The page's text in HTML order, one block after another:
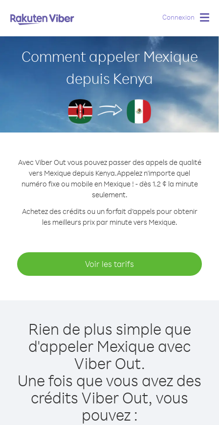
Connexion
Comment appeler Mexique
depuis Kenya
Avec Viber Out vous pouvez passer des appels de qualité
vers Mexique depuis Kenya.Appelez n'importe quel
numéro fixe ou mobile en Mexique ! - dès 1.2 ¢ la minute
seulement.
Achetez des crédits ou un forfait d’appels pour obtenir
les meilleurs prix par minute vers Mexique.
Voir les tarifs
Rien de plus simple que
d'appeler Mexique avec
Viber Out.
Une fois que vous avez des
crédits Viber Out, vous
pouvez :